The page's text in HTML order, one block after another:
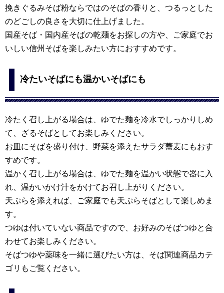
挽きぐるみそば粉ならではのそばの香りと、つるっとした
のどごしの良さを大切に仕上げました。
国産そば・国内産そばの乾麺をお探しの方や、ご家庭でお
いしい信州そばを楽しみたい方におすすめです。
冷たいそばにも温かいそばにも
冷たく召し上がる場合は、ゆでた麺を冷水でしっかりしめ
て、ざるそばとしてお楽しみください。
お皿にそばを盛り付け、野菜を添えたサラダ蕎麦にもおす
すめです。
温かく召し上がる場合は、ゆでた麺を温かい状態で器に入
れ、温かいかけ汁をかけてお召し上がりください。
天ぷらを添えれば、ご家庭でも天ぷらそばとして楽しめま
す。
つゆは付いていない商品ですので、お好みのそばつゆと合
わせてお楽しみください。
そばつゆや薬味を一緒に選びたい方は、そば関連商品カテ
ゴリもご覧ください。